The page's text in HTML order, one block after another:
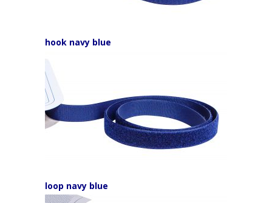
hook navy blue
loop navy blue